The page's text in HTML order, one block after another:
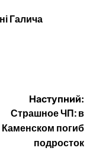
Галича
Наступний:
Страшное ЧП: в
Каменском погиб
подросток